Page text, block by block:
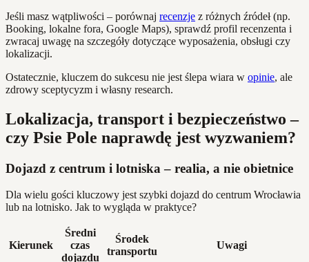
Jeśli masz wątpliwości – porównaj recenzje z różnych źródeł (np.
Booking, lokalne fora, Google Maps), sprawdź profil recenzenta i
zwracaj uwagę na szczegóły dotyczące wyposażenia, obsługi czy
lokalizacji.
Ostatecznie, kluczem do sukcesu nie jest ślepa wiara w opinie, ale
zdrowy sceptycyzm i własny research.
Lokalizacja, transport i bezpieczeństwo –
czy Psie Pole naprawdę jest wyzwaniem?
Dojazd z centrum i lotniska – realia, a nie obietnice
Dla wielu gości kluczowy jest szybki dojazd do centrum Wrocławia
lub na lotnisko. Jak to wygląda w praktyce?
Kierunek
Średni
czas
dojazdu
Środek
transportu
Uwagi